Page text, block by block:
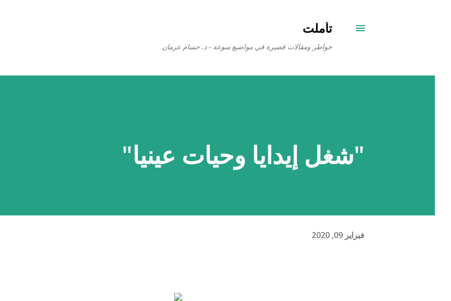
تأملت
خواطر ومقالات قصيرة في مواضيع منوعة - د. حسام عرمان
"شغل إيدايا وحيات عينيا"
فبراير 09, 2020